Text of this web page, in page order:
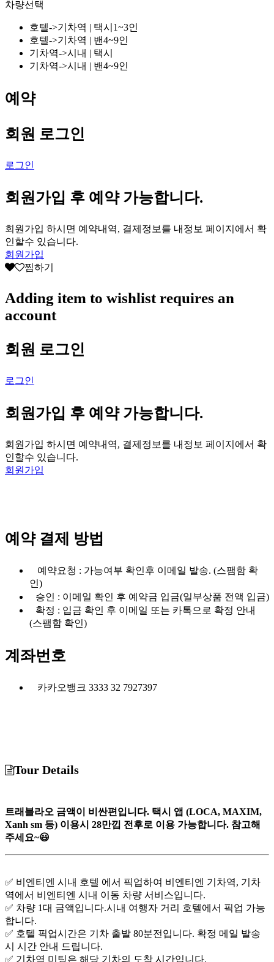
차량선택
호텔->기차역 | 택시 1~3인
호텔->기차역 | 밴4~9인
기차역->시내 | 택시
기차역->시내 | 밴4~9인
예약
회원 로그인
로그인
회원가입 후 예약 가능합니다.
회원가입 하시면 예약내역, 결제정보를 내정보 페이지에서 확
인할수 있습니다.
회원가입
찜하기
Adding item to wishlist requires an
account
회원 로그인
로그인
회원가입 후 예약 가능합니다.
회원가입 하시면 예약내역, 결제정보를 내정보 페이지에서 확
인할수 있습니다.
회원가입
예약 결제 방법
예약요청 : 가능여부 확인후 이메일 발송. (스팸함 확
인)
승인 : 이메일 확인 후 예약금 입금(일부상품 전액 입금)
확정 : 입금 확인 후 이메일 또는 카톡으로 확정 안내
(스팸함 확인)
계좌번호
카카오뱅크 3333 32 7927397
Tour Details
트래블라오 금액이 비싼편입니다. 택시 앱 (LOCA, MAXIM,
Xanh sm 등) 이용시 28만낍 전후로 이용 가능합니다. 참고해
주세요~😃
✅ 비엔티엔 시내 호텔 에서 픽업하여 비엔티엔 기차역, 기차
역에서 비엔티엔 시내 이동 차량 서비스입니다.
✅ 차량 1대 금액입니다.시내 여행자 거리 호텔에서 픽업 가능
합니다.
✅ 호텔 픽업시간은 기차 출발 80분전입니다. 확정 메일 발송
시 시간 안내 드립니다.
✅ 기차역 미팅은 해당 기차의 도착 시간입니다.